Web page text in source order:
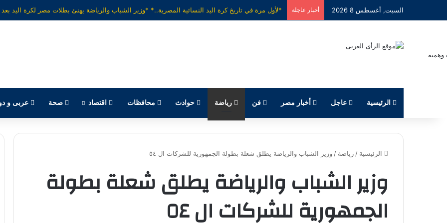
السبت, أغسطس 8 2026 أخبار عاجلة
الرئيسية عاجل أخبار مصر فن رياضة حوادث محافظات اقتصاد صحة عربى و
الرئيسية / رياضة / وزير الشباب والرياضة يطلق شعلة بطولة الجمهورية للشركات ال ٥٤
وزير الشباب والرياضة يطلق شعلة بطولة
الجمهورية للشركات ال ٥٤